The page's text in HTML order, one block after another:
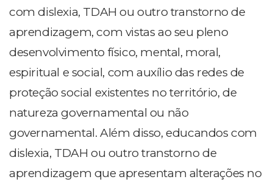
com dislexia, TDAH ou outro transtorno de
aprendizagem, com vistas ao seu pleno
desenvolvimento físico, mental, moral,
espiritual e social, com auxílio das redes de
proteção social existentes no território, de
natureza governamental ou não
governamental. Além disso, educandos com
dislexia, TDAH ou outro transtorno de
aprendizagem que apresentam alterações no